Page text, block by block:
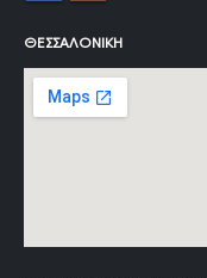
ΘΕΣΣΑΛΟΝΊΚΗ